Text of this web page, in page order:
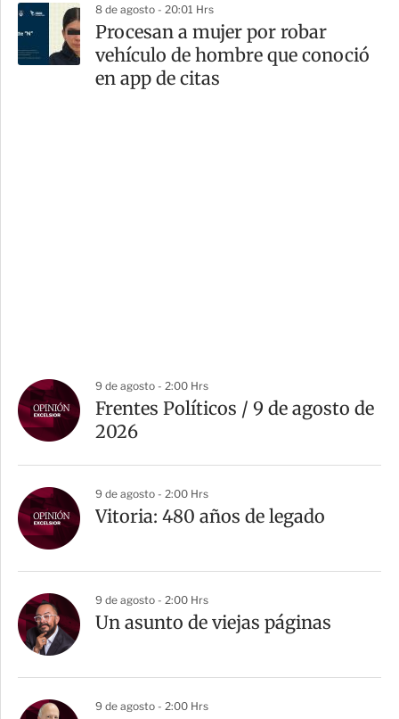
8 de agosto - 20:01 Hrs
Procesan a mujer por robar
vehículo de hombre que conoció
en app de citas
9 de agosto - 2:00 Hrs
Frentes Políticos / 9 de agosto de
2026
9 de agosto - 2:00 Hrs
Vitoria: 480 años de legado
9 de agosto - 2:00 Hrs
Un asunto de viejas páginas
9 de agosto - 2:00 Hrs